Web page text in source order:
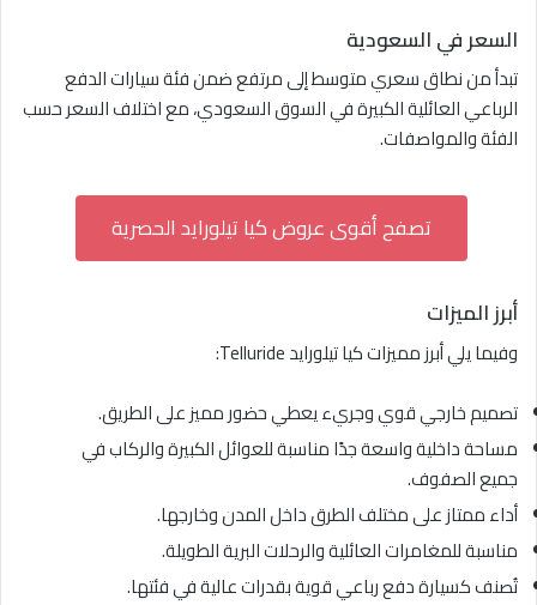
السعر في السعودية
تبدأ من نطاق سعري متوسط إلى مرتفع ضمن فئة سيارات الدفع
الرباعي العائلية الكبيرة في السوق السعودي، مع اختلاف السعر حسب
الفئة والمواصفات.
تصفح أقوى عروض كيا تيلورايد الحصرية
أبرز الميزات
وفيما يلي أبرز مميزات كيا تيلورايد Telluride:
تصميم خارجي قوي وجريء يعطي حضور مميز على الطريق.
مساحة داخلية واسعة جدًا مناسبة للعوائل الكبيرة والركاب في
جميع الصفوف.
أداء ممتاز على مختلف الطرق داخل المدن وخارجها.
مناسبة للمغامرات العائلية والرحلات البرية الطويلة.
تُصنف كسيارة دفع رباعي قوية بقدرات عالية في فئتها.